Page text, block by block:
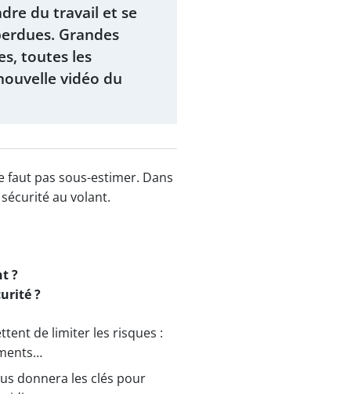
du travail et se
Grandes
toutes les
vidéo du
faut pas sous-estimer. Dans
au volant.
?
?
de limiter les risques :
donnera les clés pour